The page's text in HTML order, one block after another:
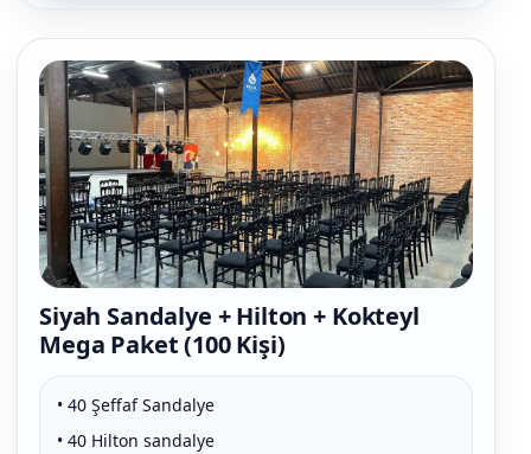
Siyah Sandalye + Hilton + Kokteyl
Mega Paket (100 Kişi)
• 40 Şeffaf Sandalye
• 40 Hilton sandalye